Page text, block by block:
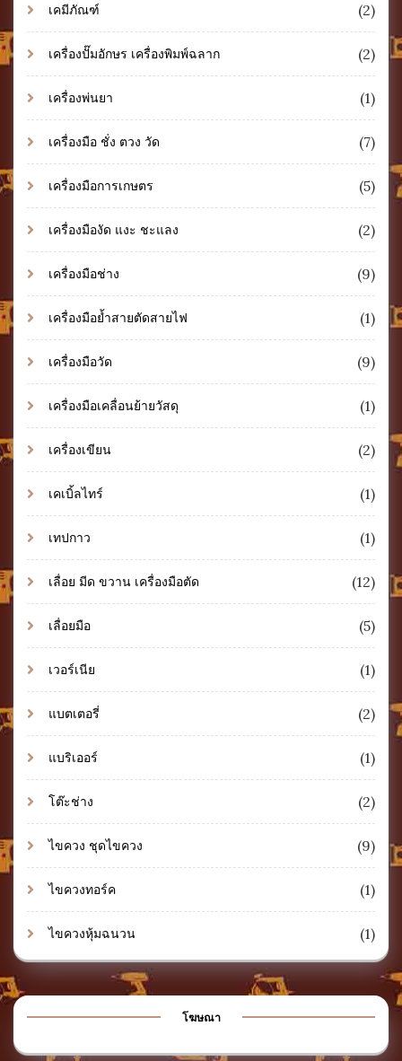
เคมีภัณฑ์ (2)
เครื่องปั๊มอักษร เครื่องพิมพ์ฉลาก (2)
เครื่องพ่นยา (1)
เครื่องมือ ชั่ง ตวง วัด (7)
เครื่องมือการเกษตร (5)
เครื่องมืองัด แงะ ชะแลง (2)
เครื่องมือช่าง (9)
เครื่องมือย้ำสายตัดสายไฟ (1)
เครื่องมือวัด (9)
เครื่องมือเคลื่อนย้ายวัสดุ (1)
เครื่องเขียน (2)
เคเบิ้ลไทร์ (1)
เทปกาว (1)
เลื่อย มีด ขวาน เครื่องมือตัด (12)
เลื่อยมือ (5)
เวอร์เนีย (1)
แบตเตอรี่ (2)
แบริเออร์ (1)
โต๊ะช่าง (2)
ไขควง ชุดไขควง (9)
ไขควงทอร์ค (1)
ไขควงหุ้มฉนวน (1)
โฆษณา